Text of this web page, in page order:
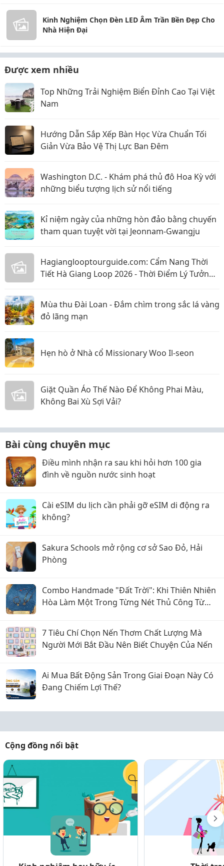
Kinh Nghiệm Chọn Đèn LED Âm Trần Bền Đẹp Cho
Nhà Hiện Đại
Được xem nhiều
Top Những Trải Nghiệm Biển Đỉnh Cao Tại Việt
Nam
Hướng Dẫn Sắp Xếp Bàn Học Vừa Chuẩn Tối
Giản Vừa Bảo Vệ Thị Lực Ban Đêm
Washington D.C. - Khám phá thủ đô Hoa Kỳ với
những biểu tượng lịch sử nổi tiếng
Kỉ niệm ngày của những hòn đảo bằng chuyến
tham quan tuyệt vời tại Jeonnam-Gwangju
Hagianglooptourguide.com: Cẩm Nang Thời
Tiết Hà Giang Loop 2026 - Thời Điểm Lý Tưởng
Mùa thu Đài Loan - Đắm chìm trong sắc lá vàng
đỏ lãng mạn
Hẹn hò ở Nhà cổ Missionary Woo Il-seon
Giặt Quần Áo Thế Nào Để Không Phai Màu,
Không Bai Xù Sợi Vải?
Bài cùng chuyên mục
Điều mình nhận ra sau khi hỏi hơn 100 gia
đình về nguồn nước sinh hoạt
Cài eSIM du lịch cần phải gỡ eSIM di động ra
không?
Sakura Schools mở rộng cơ sở Sao Đỏ, Hải
Phòng
Combo Handmade "Đất Trời": Khi Thiên Nhiên
Hòa Làm Một Trong Từng Nét Thủ Công Từ
7 Tiêu Chí Chọn Nến Thơm Chất Lượng Mà
Người Mới Bắt Đầu Nên Biết Chuyện Của Nến
Ai Mua Bất Động Sản Trong Giai Đoạn Này Có
Đang Chiếm Lợi Thế?
Cộng đồng nổi bật